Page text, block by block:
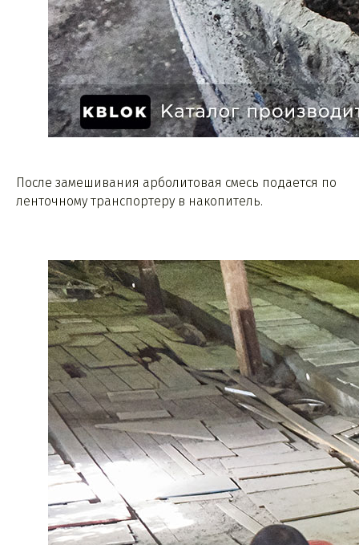
После замешивания арболитовая смесь подается по
ленточному транспортеру в накопитель.